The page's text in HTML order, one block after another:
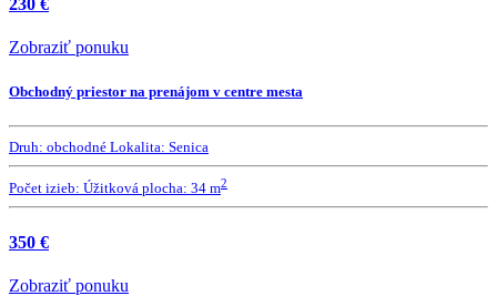
230 €
Zobraziť ponuku
Obchodný priestor na prenájom v centre mesta
Druh: obchodné Lokalita: Senica
Počet izieb: Úžitková plocha: 34 m2
350 €
Zobraziť ponuku